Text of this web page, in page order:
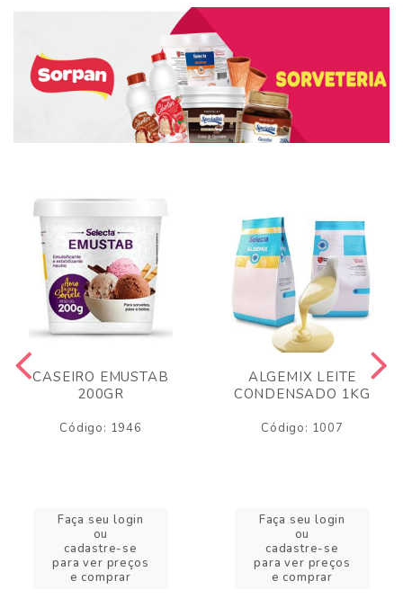
CASEIRO EMUSTAB
200GR
Código: 1946
Faça seu login
ou
cadastre-se
para ver preços
e comprar
ALGEMIX LEITE
CONDENSADO 1KG
Código: 1007
Faça seu login
ou
cadastre-se
para ver preços
e comprar